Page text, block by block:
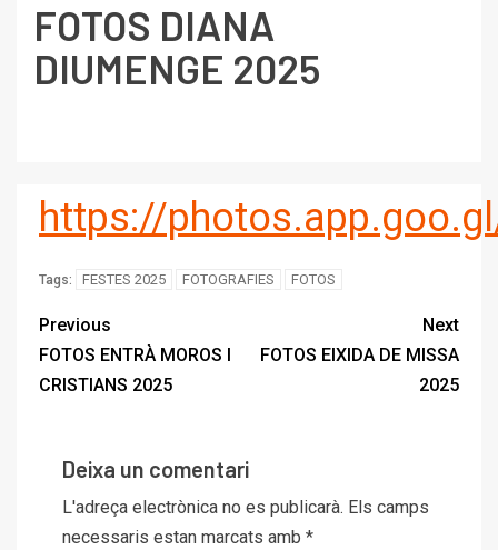
FOTOS DIANA
DIUMENGE 2025
https://
Tags: FESTES 2025 FOTOGRAFIES FOTOS
Previous
FOTOS ENTRÀ MOROS I
CRISTIANS 2025
Next
FOTOS EIXIDA DE MISSA
2025
Deixa un comentari
L'adreça electrònica no es publicarà. Els camps
necessaris estan marcats amb *